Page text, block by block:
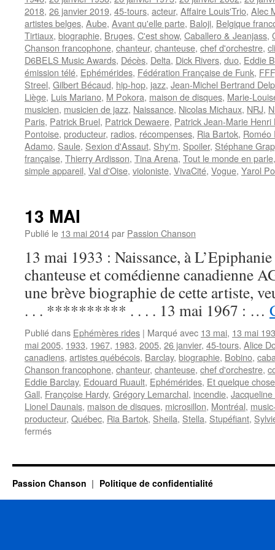
2018, 26 janvier 2019, 45-tours, acteur, Affaire Louis'Trio, Alec
artistes belges, Aube, Avant qu'elle parte, Baloji, Belgique
Tirtiaux, biographie, Bruges, C'est show, Caballero & Jeanjass,
Chanson francophone, chanteur, chanteuse, chef d'orchestre,
D6BELS Music Awards, Décès, Delta, Dick Rivers, duo, Eddie
émission télé, Ephémérides, Fédération Française de Funk, FFF
Streel, Gilbert Bécaud, hip-hop, jazz, Jean-Michel Bertrand
Liège, Luis Mariano, M Pokora, maison de disques, Marie-
musicien, musicien de jazz, Naissance, Nicolas Michaux, NRJ,
Paris, Patrick Bruel, Patrick Dewaere, Patrick Jean-Marie Henri
Pontoise, producteur, radios, récompenses, Ria Bartok, Roméo
Adamo, Saule, Sexion d'Assaut, Shy'm, Spoiler, Stéphane
française, Thierry Ardisson, Tina Arena, Tout le monde en parle
simple appareil, Val d'Oise, violoniste, VivaCité, Vogue, Yarol
13 MAI
Publié le 13 mai 2014par Passion Chanson
13 mai 1933 : Naissance, à
chanteuse et comédienne canadienne
une brève biographie de cette artiste,
. . . ********** . . . . 13 mai 1967 : …
Publié dans Ephémères rides | Marqué avec 13 mai, 13 mai
mai 2005, 1933, 1967, 1983, 2005, 26 janvier, 45-tours, Alice
canadiens, artistes québécois, Barclay, biographie, Bobino,
Chanson francophone, chanteur, chanteuse, chef d'orchestre,
Eddie Barclay, Edouard Ruault, Ephémérides, Et quelque
Gall, Françoise Hardy, Grégory Lemarchal, incendie, Jacqueline
Lionel Daunais, maison de disques, microsillon, Montréal,
producteur, Québec, Ria Bartok, Sheila, Stella, Stupéfiant,
ferméssur
Passion Chanson Politique de confidentialité